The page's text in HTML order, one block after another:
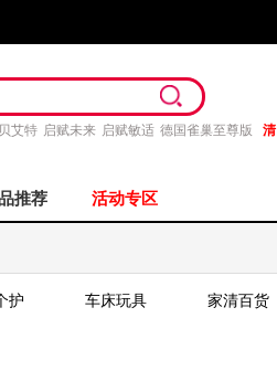
艾特 启赋未来 启赋敏适 德国雀巢至尊版
清
推荐 活动专区
护 车床玩具 家清百货